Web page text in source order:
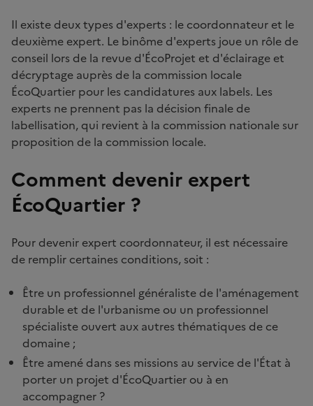
Il existe deux types d'experts : le coordonnateur et le
deuxième expert. Le binôme d'experts joue un rôle de
conseil lors de la revue d'ÉcoProjet et d'éclairage et
décryptage auprès de la commission locale
ÉcoQuartier pour les candidatures aux labels. Les
experts ne prennent pas la décision finale de
labellisation, qui revient à la commission nationale sur
proposition de la commission locale.
Comment devenir expert
ÉcoQuartier ?
Pour devenir expert coordonnateur, il est nécessaire
de remplir certaines conditions, soit :
Être un professionnel généraliste de l'aménagement
durable et de l'urbanisme ou un professionnel
spécialiste ouvert aux autres thématiques de ce
domaine ;
Être amené dans ses missions au service de l'État à
porter un projet d'ÉcoQuartier ou à en
accompagner ?